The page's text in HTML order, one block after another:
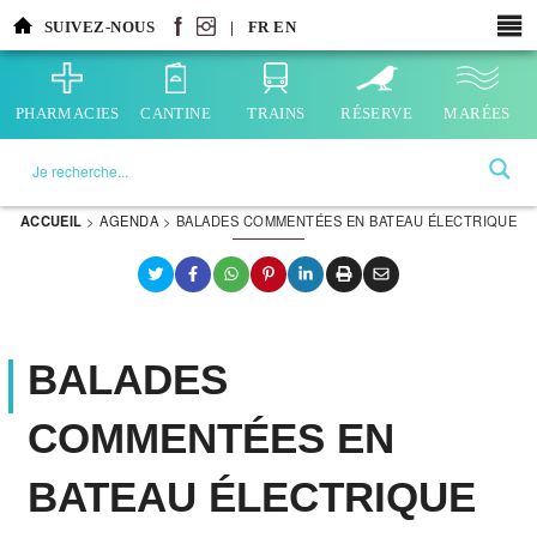
Aller
au
contenu
principal
SUIVEZ-NOUS | FR EN
PHARMACIES CANTINE TRAINS RÉSERVE MARÉES
ACCUEIL >AGENDA > BALADES COMMENTÉES EN BATEAU ÉLECTRIQUE
BALADES
COMMENTÉES EN
BATEAU ÉLECTRIQUE